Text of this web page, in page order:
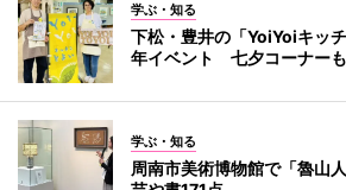
学ぶ・知る
下松・豊井の「YoiYoiキッ
年イベント 七夕コーナーも
学ぶ・知る
周南市美術博物館で「魯山